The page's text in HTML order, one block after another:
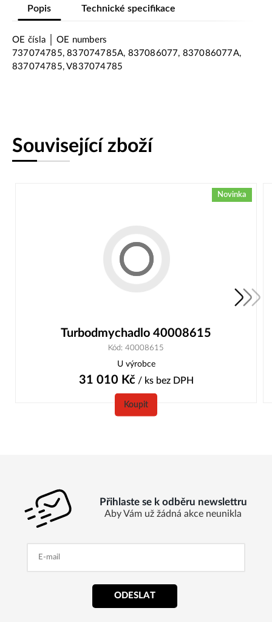
Popis Technické specifikace
OE čísla │ OE numbers
737074785, 837074785A, 837086077, 837086077A,
837074785, V837074785
Související zboží
Novinka
Turbodmychadlo 40008615
Kód: 40008615
U výrobce
31 010 Kč/ ks bez DPH
Koupit
Přihlaste se k odběru newslettru
Aby Vám už žádná akce neunikla
ODESLAT